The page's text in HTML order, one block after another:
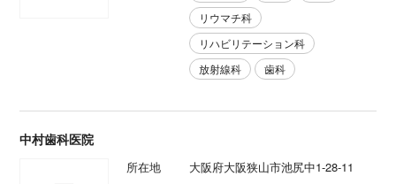
リウマチ科
リハビリテーション科
放射線科
歯科
中村歯科医院
所在地
大阪府大阪狭山市池尻中1-28-11